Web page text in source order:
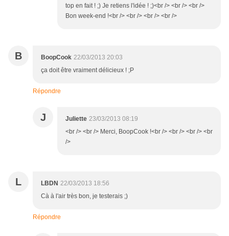
top en fait ! ;) Je retiens l'idée ! ;)<br /> <br /> <br />
Bon week-end !<br /> <br /> <br /> <br />
B BoopCook 22/03/2013 20:03
ça doit être vraiment délicieux ! ;P
Répondre
J Juliette 23/03/2013 08:19
<br /> <br /> Merci, BoopCook !<br /> <br /> <br /> <br
/>
L LBDN 22/03/2013 18:56
Cà à l'air très bon, je testerais ;)
Répondre